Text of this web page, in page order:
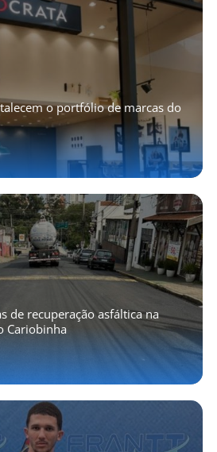
o portfólio de marcas do
de recuperação asfáltica na
Cariobinha